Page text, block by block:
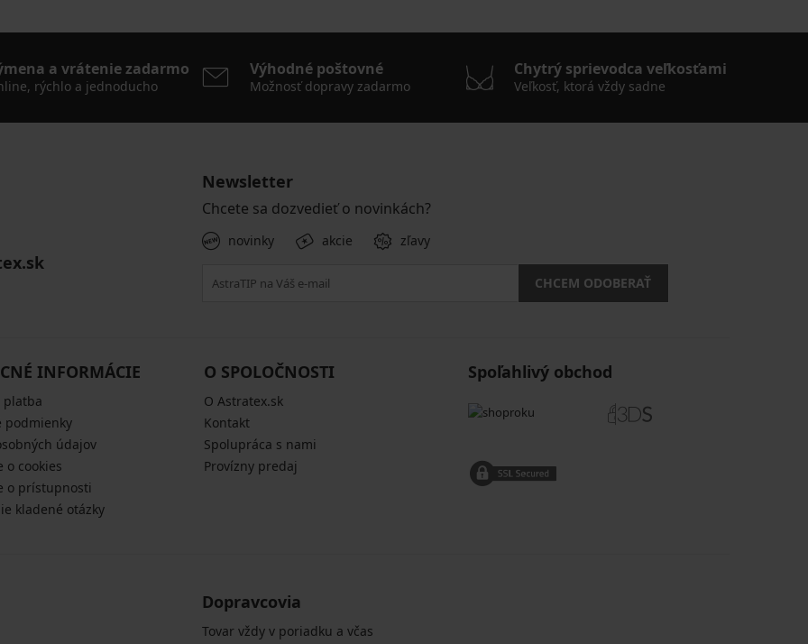
a vrátenie zadarmo
rýchlo a jednoducho
Výhodné poštovné
Možnosť dopravy zadarmo
Chytrý sprievodca veľkosťami
Veľkosť, ktorá vždy sadne
Newsletter
Chcete sa dozvedieť o novinkách?
novinky akcie zľavy
CHCEM ODOBERAŤ
INFORMÁCIE
platba
podmienky
údajov
o cookies
o prístupnosti
kladené otázky
O SPOLOČNOSTI
O Astratex.sk
Kontakt
Spolupráca s nami
Provízny predaj
Spoľahlivý obchod
Dopravcovia
Tovar vždy v poriadku a včas